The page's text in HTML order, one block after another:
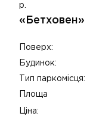
р.
«Бетховен»
Поверх:
Будинок:
Тип паркомісця:
Площа
Ціна: